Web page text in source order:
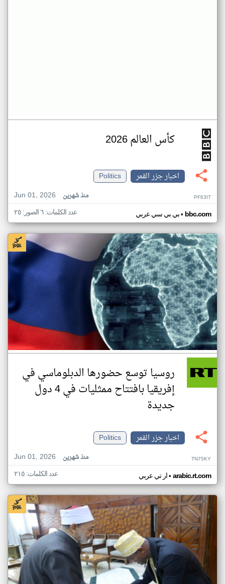
كأس العالم 2026
اخبار جزر القمر
Politics
Jun 01, 2026
منذ شهرين PF63IT
بي بي سي عربي• bbc.com عدد الكلمات: ٦ الصور: ٢٥
روسيا توسع حضورها الدبلوماسي في
إفريقيا بافتتاح ممثليات في 4 دول
جديدة
اخبار جزر القمر
Politics
Jun 01, 2026
منذ شهرين TN75KY
ار تي عربي• arabic.rt.com عدد الكلمات: ٢١٥